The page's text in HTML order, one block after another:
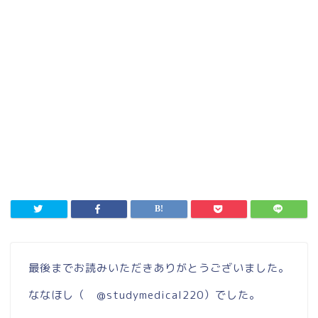
最後までお読みいただきありがとうございました。
ななほし（ @studymedical220）でした。